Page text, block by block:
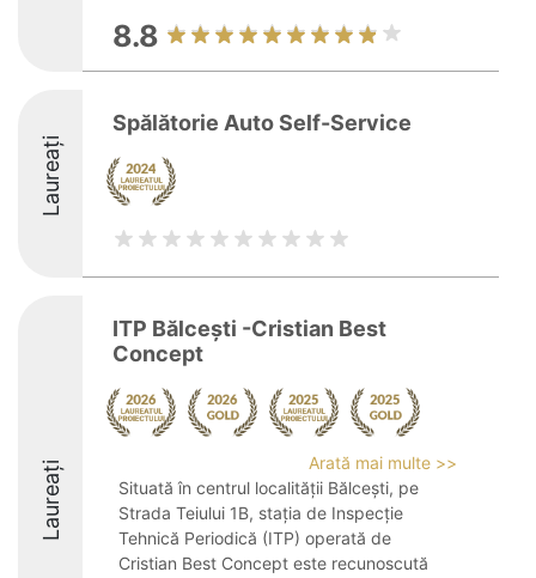
8.8
Laureați
Spălătorie Auto Self-Service
Laureați
ITP Bălcești -Cristian Best
Concept
Arată mai multe >>
Situată în centrul localității Bălcești, pe
Strada Teiului 1B, stația de Inspecție
Tehnică Periodică (ITP) operată de
Cristian Best Concept este recunoscută